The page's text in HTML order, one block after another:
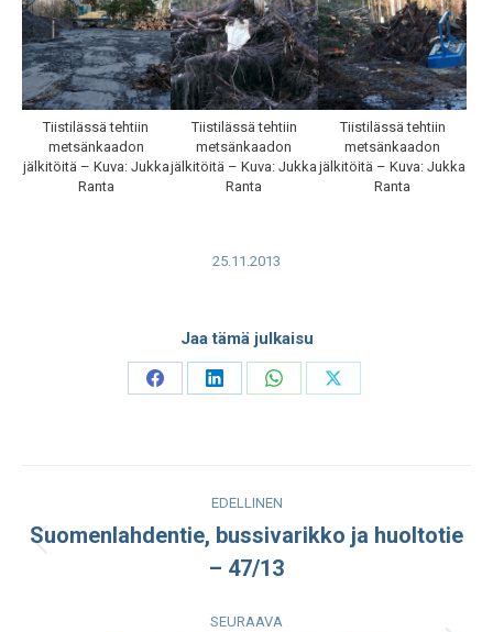
Tiistilässä tehtiin
metsänkaadon
jälkitöitä – Kuva: Jukka
Ranta
Tiistilässä tehtiin
metsänkaadon
jälkitöitä – Kuva: Jukka
Ranta
Tiistilässä tehtiin
metsänkaadon
jälkitöitä – Kuva: Jukka
Ranta
25.11.2013
Jaa tämä julkaisu
Share
Share
Share
Share
navigation
EDELLINEN
julkaisu:
Suomenlahdentie, bussivarikko ja huoltotie
– 47/13
SEURAAVA